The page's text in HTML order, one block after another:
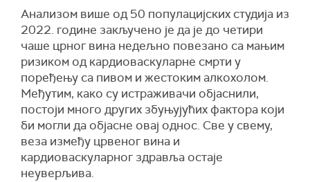
Анализом више од 50 популацијских студија из
2022. године закључено је да је до четири
чаше црног вина недељно повезано са мањим
ризиком од кардиоваскуларне смрти у
поређењу са пивом и жестоким алкохолом.
Међутим, како су истраживачи објаснили,
постоји много других збуњујућих фактора који
би могли да објасне овај однос. Све у свему,
веза између црвеног вина и
кардиоваскуларног здравља остаје
неуверљива.